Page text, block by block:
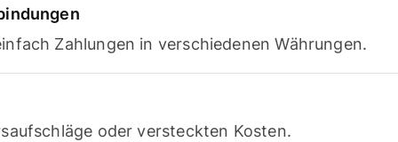
Zahlungen in verschiedenen Währungen.
oder versteckten Kosten.